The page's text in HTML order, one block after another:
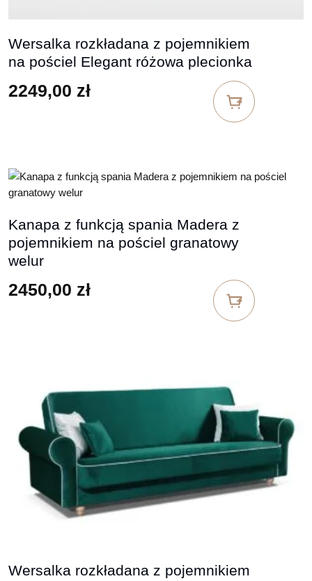
Wersalka rozkładana z pojemnikiem
na pościel Elegant różowa plecionka
2249,00 zł
Kanapa z funkcją spania Madera z
pojemnikiem na pościel granatowy
welur
2450,00 zł
Wersalka rozkładana z pojemnikiem